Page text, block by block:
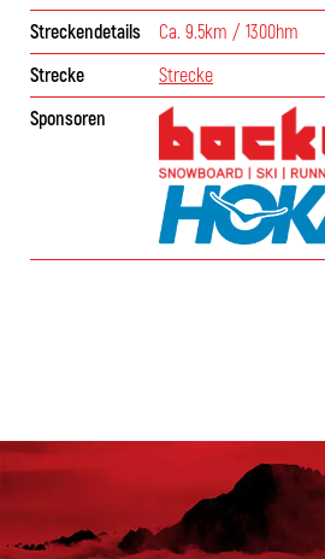
Streckendetails
Ca. 9.5km / 1300hm
Strecke
Strecke
Sponsoren